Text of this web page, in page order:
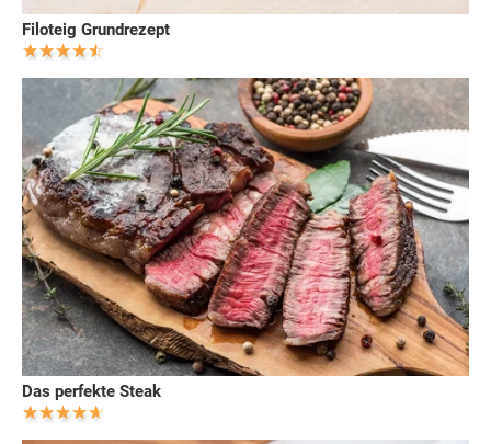
Filoteig Grundrezept
Das perfekte Steak